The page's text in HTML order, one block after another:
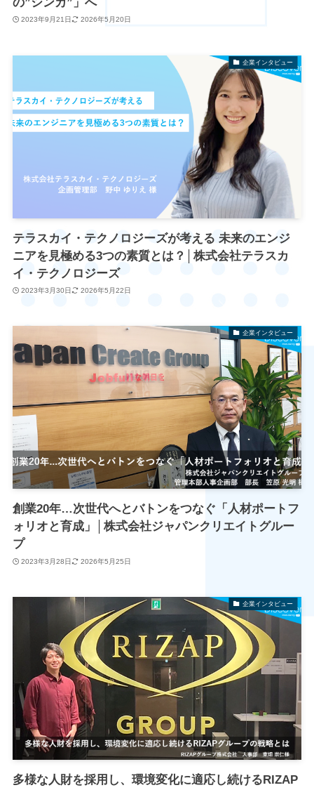
2023年9月21日 2026年5月20日
企業インタビュー
テラスカイ・テクノロジーズが考える 未来のエンジ
ニアを見極める3つの素質とは？│株式会社テラスカ
イ・テクノロジーズ
2023年3月30日 2026年5月22日
企業インタビュー
創業20年…次世代へとバトンをつなぐ「人材ポートフ
ォリオと育成」│株式会社ジャパンクリエイトグルー
プ
2023年3月28日 2026年5月25日
企業インタビュー
多様な人財を採用し、環境変化に適応し続けるRIZAP